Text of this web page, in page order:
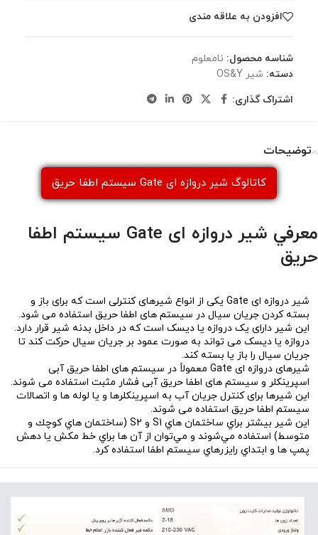
افزودن به علاقه مندی
شناسه محصول: نامعلوم
دسته: شير OS&Y
اشتراک گذاری:
توضیحات
كاتالوگ شير دروازه ای Gate سيستم اطفا حريق
معرفي شير دروازه ای Gate سيستم اطفا
حريق
شیر دروازه ای Gate یکی از انواع شیرهای کنترلی است که برای باز و
بسته کردن جریان سیال در سیستم های اطفا حریق استفاده می شود.
این شیر دارای یک دروازه یا دیسک است که در داخل بدنه شیر قرار دارد.
دروازه یا دیسک می تواند به صورت عمود بر جریان سیال حرکت کند تا
جریان سیال را باز یا بسته کند.
شیرهای دروازه ای Gate معمولاً در سیستم های اطفا حریق آبی
اسپرینکلر و سیستم های اطفا حریق آبی فشار مثبت استفاده می شوند.
این شیرها برای کنترل جریان آب به اسپرینکلرها و یا لوله ها و اتصالات
سیستم اطفا حریق استفاده می شوند.
اين شير بيشتر براي ساختمان هاي S1 و S2 (ساختمان هاي كوچك و
متوسط) استفاده مي‌شوند و مي‌توان از آن ها براي خط مكش يا دهش
پمپ ها و ابتداي رايزرهاي سيستم اطفا استفاده كرد.